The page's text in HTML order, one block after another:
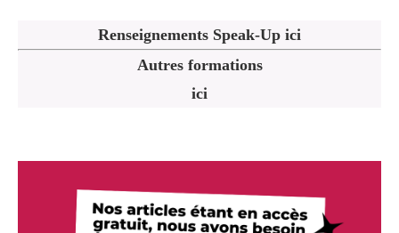
Renseignements Speak-Up ici
Autres formations
ici